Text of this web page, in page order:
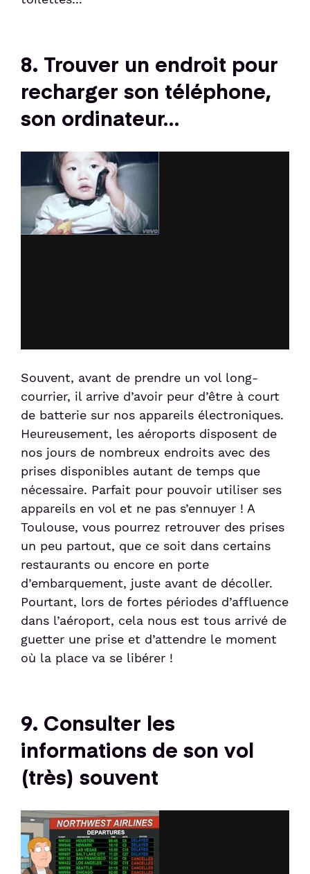
8. Trouver un endroit pour
recharger son téléphone,
son ordinateur…
Souvent, avant de prendre un vol long-
courrier, il arrive d’avoir peur d’être à court
de batterie sur nos appareils électroniques.
Heureusement, les aéroports disposent de
nos jours de nombreux endroits avec des
prises disponibles autant de temps que
nécessaire. Parfait pour pouvoir utiliser ses
appareils en vol et ne pas s’ennuyer ! A
Toulouse, vous pourrez retrouver des prises
un peu partout, que ce soit dans certains
restaurants ou encore en porte
d’embarquement, juste avant de décoller.
Pourtant, lors de fortes périodes d’affluence
dans l’aéroport, cela nous est tous arrivé de
guetter une prise et d’attendre le moment
où la place va se libérer !
9. Consulter les
informations de son vol
(très) souvent